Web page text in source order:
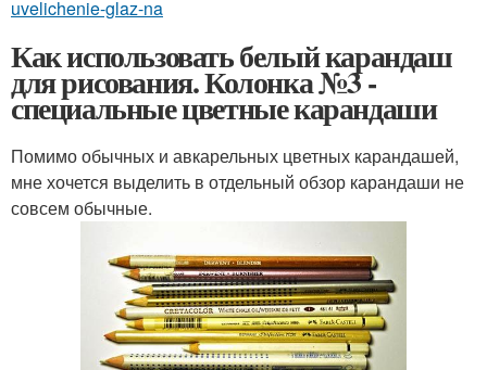
uvelichenie-glaz-na
Как использовать белый карандаш
для рисования. Колонка №3 -
специальные цветные карандаши
Помимо обычных и авкарельных цветных карандашей,
мне хочется выделить в отдельный обзор карандаши не
совсем обычные.